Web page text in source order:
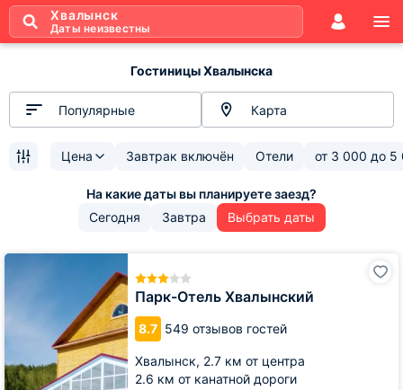
Хвалынск
Даты неизвестны
Гостиницы Хвалынска
Популярные Карта
Цена Завтрак включён Отели от 3 000 до 5
Сегодня Завтра Выбрать даты
Парк-Отель Хвалынский
8.7 549 отзывов гостей
Хвалынск, 2.7 км от центра
2.6 км от канатной дороги
Парк-